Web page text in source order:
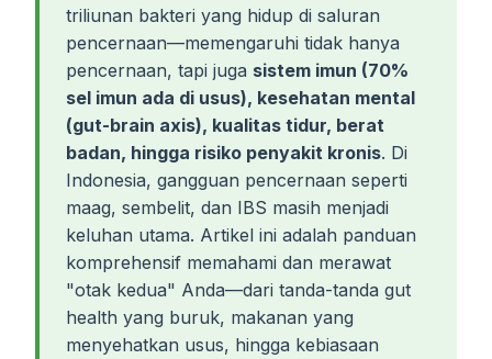
triliunan bakteri yang hidup di saluran
pencernaan—memengaruhi tidak hanya
pencernaan, tapi juga sistem imun (70%
sel imun ada di usus), kesehatan mental
(gut-brain axis), kualitas tidur, berat
badan, hingga risiko penyakit kronis. Di
Indonesia, gangguan pencernaan seperti
maag, sembelit, dan IBS masih menjadi
keluhan utama. Artikel ini adalah panduan
komprehensif memahami dan merawat
"otak kedua" Anda—dari tanda-tanda gut
health yang buruk, makanan yang
menyehatkan usus, hingga kebiasaan